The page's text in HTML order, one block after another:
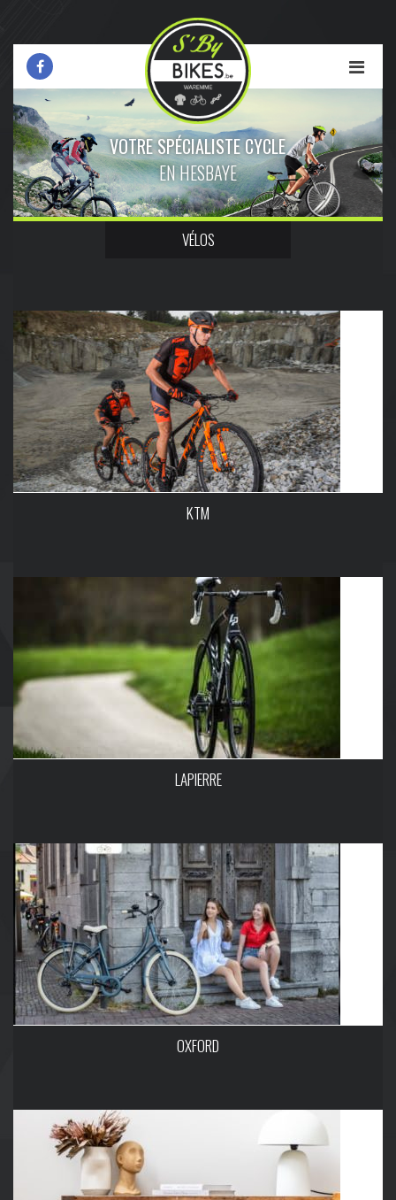
VOTRE SPÉCIALISTE CYCLE
EN HESBAYE
VÉLOS
KTM
LAPIERRE
OXFORD